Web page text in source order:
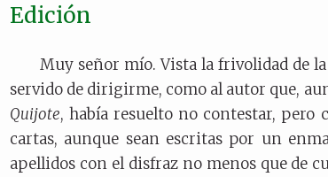
Edición
Muy señor mío. Vista la frivolidad de la
servido de dirigirme, como al autor que,
Quijote, había resuelto no contestar, pero
cartas, aunque sean escritas por un
apellidos con el disfraz no menos que de